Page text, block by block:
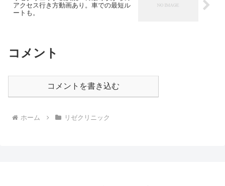
アクセス行き方動画あり。車での最短ル
ートも。
コメント
コメントを書き込む
ホーム リゼクリニック